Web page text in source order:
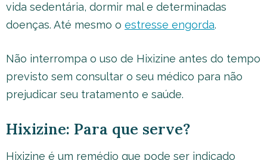
vida sedentária, dormir mal e determinadas
doenças. Até mesmo o estresse engorda.
Não interrompa o uso de Hixizine antes do tempo
previsto sem consultar o seu médico para não
prejudicar seu tratamento e saúde.
Hixizine: Para que serve?
Hixizine é um remédio que pode ser indicado